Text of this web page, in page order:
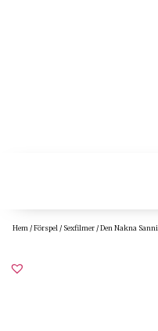
Hem/Förspel/ Sexfilmer/ Den Nakna